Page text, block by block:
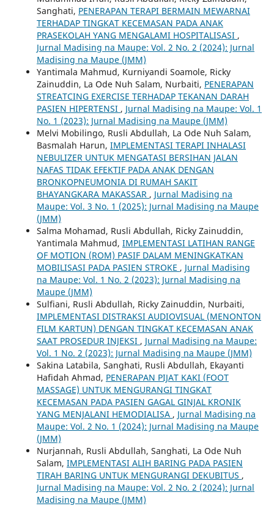
Sanghati, PENERAPAN TERAPI BERMAIN MEWARNAI
TERHADAP TINGKAT KECEMASAN PADA ANAK
PRASEKOLAH YANG MENGALAMI HOSPITALISASI ,
Jurnal Madising na Maupe: Vol. 2 No. 2 (2024): Jurnal
Madising na Maupe (JMM)
Yantimala Mahmud, Kurniyandi Soamole, Ricky
Zainuddin, La Ode Nuh Salam, Nurbaiti, PENERAPAN
STREATCING EXERCISE TERHADAP TEKANAN DARAH
PASIEN HIPERTENSI , Jurnal Madising na Maupe: Vol. 1
No. 1 (2023): Jurnal Madising na Maupe (JMM)
Melvi Mobilingo, Rusli Abdullah, La Ode Nuh Salam,
Basmalah Harun, IMPLEMENTASI TERAPI INHALASI
NEBULIZER UNTUK MENGATASI BERSIHAN JALAN
NAFAS TIDAK EFEKTIF PADA ANAK DENGAN
BRONKOPNEUMONIA DI RUMAH SAKIT
BHAYANGKARA MAKASSAR , Jurnal Madising na
Maupe: Vol. 3 No. 1 (2025): Jurnal Madising na Maupe
(JMM)
Salma Mohamad, Rusli Abdullah, Ricky Zainuddin,
Yantimala Mahmud, IMPLEMENTASI LATIHAN RANGE
OF MOTION (ROM) PASIF DALAM MENINGKATKAN
MOBILISASI PADA PASIEN STROKE , Jurnal Madising
na Maupe: Vol. 1 No. 2 (2023): Jurnal Madising na
Maupe (JMM)
Sulfiani, Rusli Abdullah, Ricky Zainuddin, Nurbaiti,
IMPLEMENTASI DISTRAKSI AUDIOVISUAL (MENONTON
FILM KARTUN) DENGAN TINGKAT KECEMASAN ANAK
SAAT PROSEDUR INJEKSI , Jurnal Madising na Maupe:
Vol. 1 No. 2 (2023): Jurnal Madising na Maupe (JMM)
Sakina Latabila, Sanghati, Rusli Abdullah, Ekayanti
Hafidah Ahmad, PENERAPAN PIJAT KAKI (FOOT
MASSAGE) UNTUK MENGURANGI TINGKAT
KECEMASAN PADA PASIEN GAGAL GINJAL KRONIK
YANG MENJALANI HEMODIALISA , Jurnal Madising na
Maupe: Vol. 2 No. 1 (2024): Jurnal Madising na Maupe
(JMM)
Nurjannah, Rusli Abdullah, Sanghati, La Ode Nuh
Salam, IMPLEMENTASI ALIH BARING PADA PASIEN
TIRAH BARING UNTUK MENGURANGI DEKUBITUS ,
Jurnal Madising na Maupe: Vol. 2 No. 2 (2024): Jurnal
Madising na Maupe (JMM)